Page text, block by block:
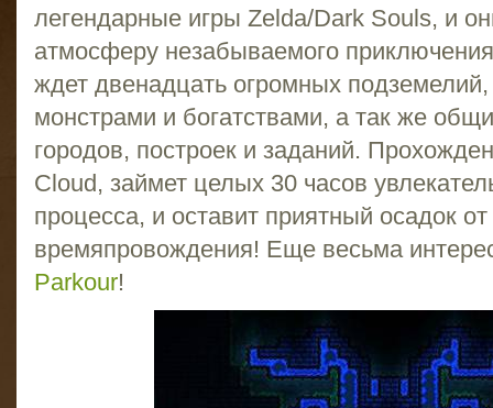
легендарные игры Zelda/Dark Souls, и
атмосферу незабываемого
ждет двенадцать огромных
монстрами и богатствами, а так же
городов, построек и заданий.
Cloud, займет целых 30 часов
процесса, и оставит приятный осадок от
времяпровождения! Еще весьма
Parkour!